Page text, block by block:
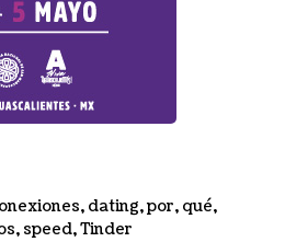
, dating,por, qué,
, speed,Tinder